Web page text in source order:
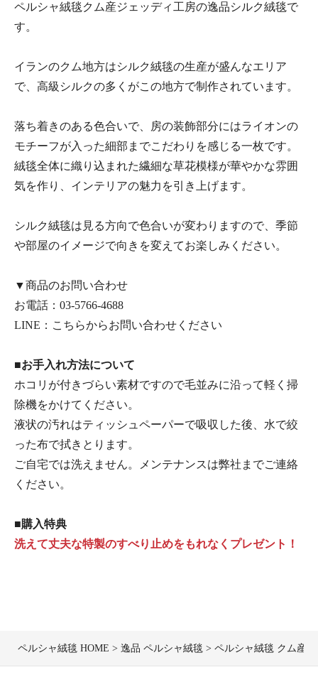
ペルシャ絨毯クム産ジェッディ工房の逸品シルク絨毯で
す。
イランのクム地方はシルク絨毯の生産が盛んなエリア
で、高級シルクの多くがこの地方で制作されています。
落ち着きのある色合いで、房の装飾部分にはライオンの
モチーフが入った細部までこだわりを感じる一枚です。
絨毯全体に織り込まれた繊細な草花模様が華やかな雰囲
気を作り、インテリアの魅力を引き上げます。
シルク絨毯は見る方向で色合いが変わりますので、季節
や部屋のイメージで向きを変えてお楽しみください。
▼商品のお問い合わせ
お電話： 03-5766-4688
LINE： こちらからお問い合わせください
■お手入れ方法について
ホコリが付きづらい素材ですので毛並みに沿って軽く掃
除機をかけてください。
液状の汚れはティッシュペーパーで吸収した後、水で絞
った布で拭きとります。
ご自宅では洗えません。メンテナンスは弊社までご連絡
ください。
■購入特典
洗えて丈夫な特製のすべり止めをもれなくプレゼント！
ペルシャ絨毯 HOME 逸品 ペルシャ絨毯 ペルシャ絨毯 クム産